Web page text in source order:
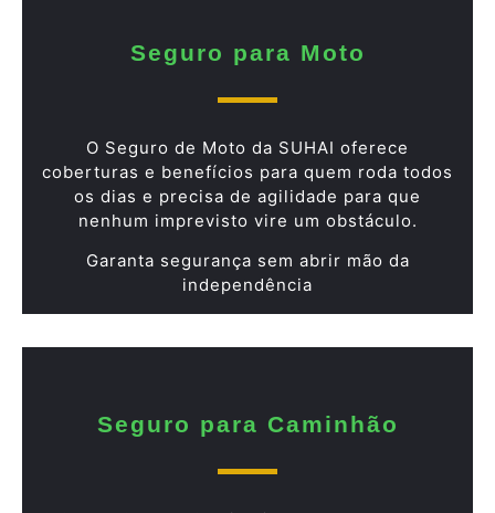
Seguro para Moto
O Seguro de Moto da SUHAI oferece
coberturas e benefícios para quem roda todos
os dias e precisa de agilidade para que
nenhum imprevisto vire um obstáculo.
Garanta segurança sem abrir mão da
independência
Seguro para Caminhão